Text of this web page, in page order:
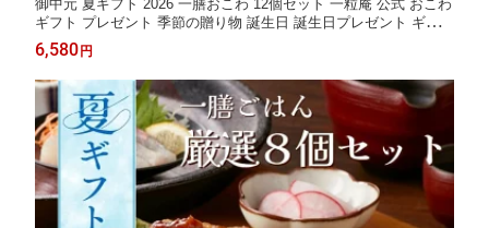
御中元 夏ギフト 2026 一膳おこわ 12個セット 一粒庵 公式 おこわ
ギフト プレゼント 季節の贈り物 誕生日 誕生日プレゼント ギフト
御礼 お礼 御祝 お祝い 御祝 内祝い 内祝 御返し お返し お祝い返
し 御見舞 御挨拶 ごあいさつ 粗品 寸志 志
6,580 円